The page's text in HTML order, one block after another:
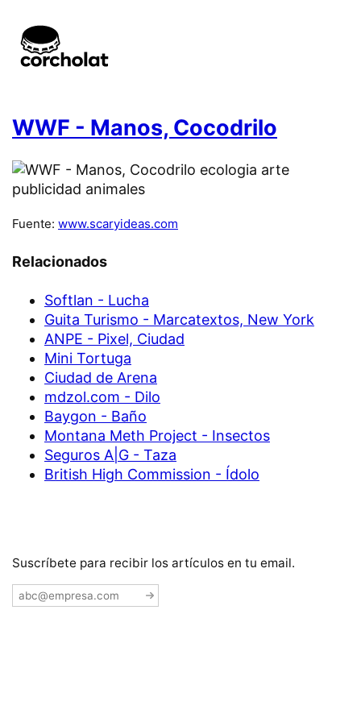
WWF - Manos, Cocodrilo
Fuente: www.scaryideas.com
Relacionados
Softlan - Lucha
Guita Turismo - Marcatextos, New York
ANPE - Pixel, Ciudad
Mini Tortuga
Ciudad de Arena
mdzol.com - Dilo
Baygon - Baño
Montana Meth Project - Insectos
Seguros A|G - Taza
British High Commission - Ídolo
Suscríbete para recibir los artículos en tu email.